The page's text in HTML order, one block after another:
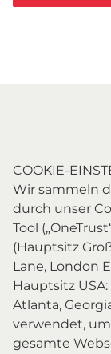
COOKIE-
Wir sammeln
durch unser
Tool
(Hauptsitz
Lane, London
Hauptsitz
Atlanta,
verwendet,
gesamte